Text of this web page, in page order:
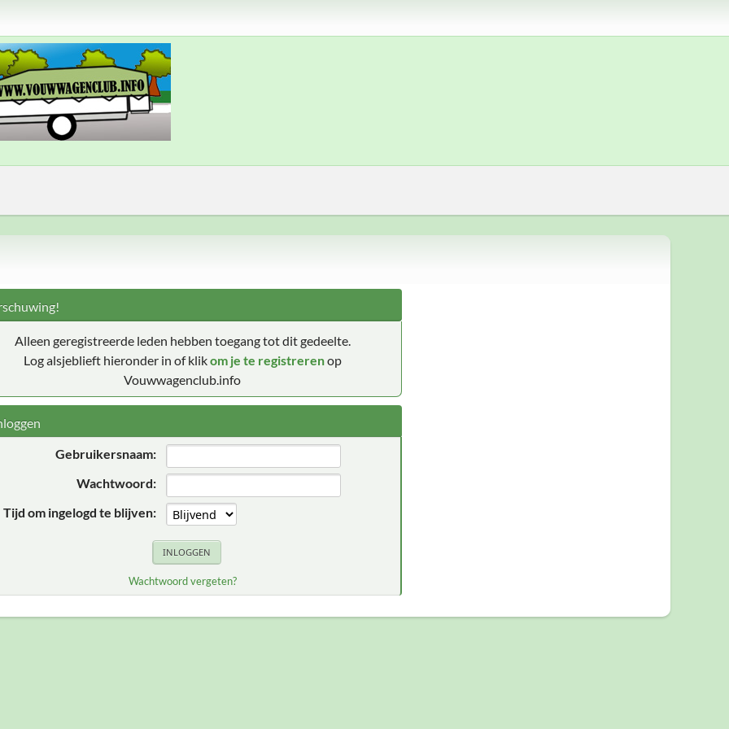
Alleen geregistreerde leden hebben toegang tot dit gedeelte.
Log alsjeblieft hieronder in of klikom je te registrerenop
Vouwwagenclub.info
Gebruikersnaam:
Wachtwoord:
Tijd om ingelogd te blijven:
Wachtwoord vergeten?